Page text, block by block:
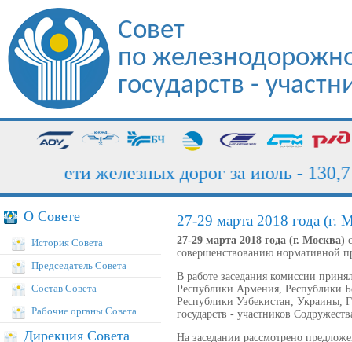
Совет
по
государств -
сети железных дорог за июль - 130,7
О Совете
История Совета
Председатель Совета
Состав Совета
Рабочие органы Совета
Дирекция Совета
27-29 марта 2018 года (г.
27-29 марта 2018 года (г. Москва)
совершенствованию нормативной
В работе заседания комиссии
Республики Армения, Республики
Республики Узбекистан, Украины,
государств - участников
На заседании рассмотрено